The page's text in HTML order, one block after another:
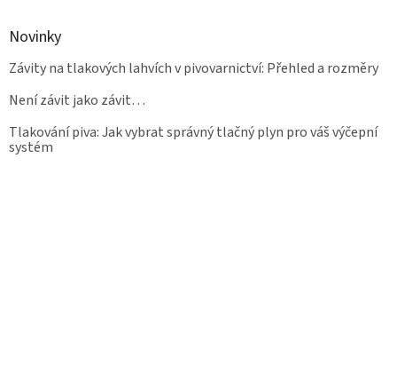
Novinky
Závity na tlakových lahvích v pivovarnictví: Přehled a rozměry
Není závit jako závit…
Tlakování piva: Jak vybrat správný tlačný plyn pro váš výčepní
systém